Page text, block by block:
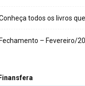
todos os livros
– Fevereiro/